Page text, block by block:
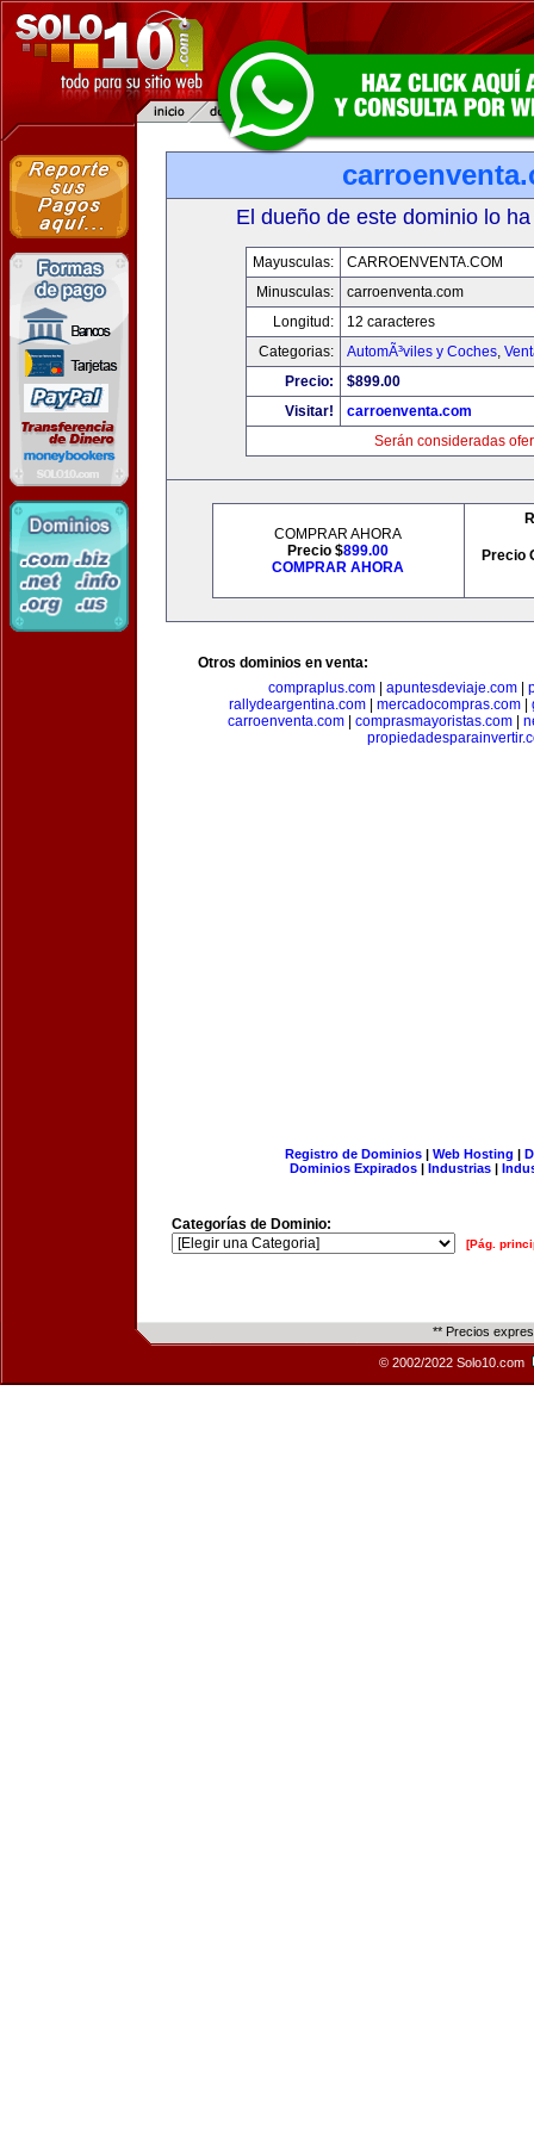
El dueño de este dominio lo
Mayusculas:
CARROENVENTA.COM
Minusculas:
carroenventa.com
Longitud:
12 caracteres
Categorias:
AutomÃ³viles y Coches,
Precio:
$899.00
Visitar!
carroenventa.com
Serán consideradas
COMPRAR AHORA
Precio $899.00
COMPRAR AHORA
Precio
Otros dominios en venta:
compraplus.com| apuntesdeviaje.com|
rallydeargentina.com
mercadocompras.com
carroenventa.com| comprasmayoristas.com|
Registro de Dominios| Web Hosting |
Dominios Expirados | Industrias |
Categorías de Dominio:
[Pág.
** Precios
© 2002/2022 Solo10.com